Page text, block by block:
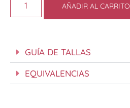
AÑADIR AL CARRITO
GUÍA DE TALLAS
EQUIVALENCIAS